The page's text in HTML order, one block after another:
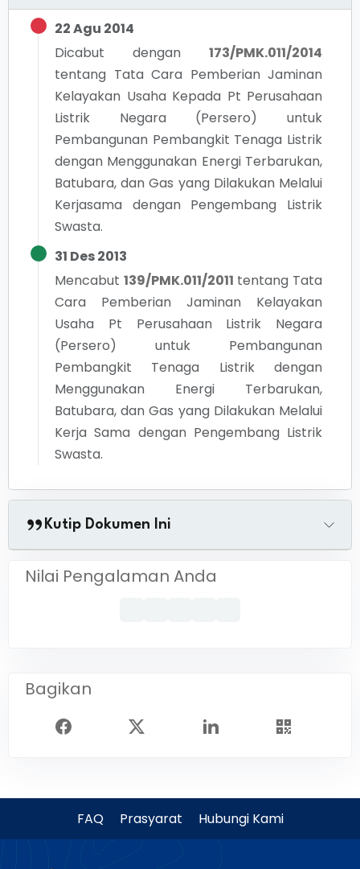
22 Agu 2014
Dicabut dengan
173/PMK.011/2014
tentang Tata Cara Pemberian Jaminan
Kelayakan Usaha Kepada Pt Perusahaan
Listrik Negara (Persero) untuk
Pembangunan Pembangkit Tenaga Listrik
dengan Menggunakan Energi Terbarukan,
Batubara, dan Gas yang Dilakukan Melalui
Kerjasama dengan Pengembang Listrik
Swasta.
31 Des 2013
Mencabut 139/PMK.011/2011 tentang Tata
Cara Pemberian Jaminan Kelayakan
Usaha Pt Perusahaan Listrik Negara
(Persero) untuk Pembangunan
Pembangkit Tenaga Listrik dengan
Menggunakan Energi Terbarukan,
Batubara, dan Gas yang Dilakukan Melalui
Kerja Sama dengan Pengembang Listrik
Swasta.
Kutip Dokumen Ini
Nilai Pengalaman Anda
Bagikan
FAQ Prasyarat Hubungi Kami